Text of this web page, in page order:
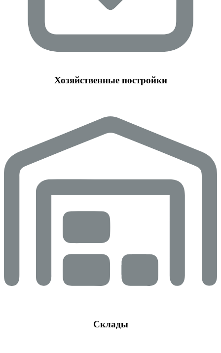
Хозяйственные постройки
Склады